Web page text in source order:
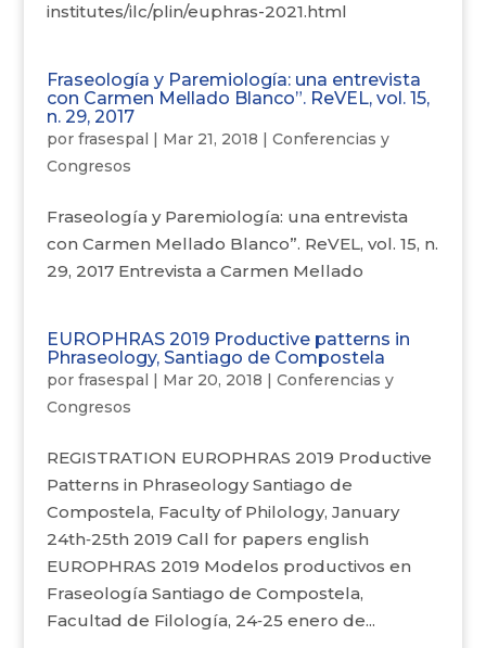
institutes/ilc/plin/euphras-2021.html
Fraseología y Paremiología: una entrevista
con Carmen Mellado Blanco”. ReVEL, vol. 15,
n. 29, 2017
por frasespal | Mar 21, 2018 | Conferencias y
Congresos
Fraseología y Paremiología: una entrevista
con Carmen Mellado Blanco”. ReVEL, vol. 15, n.
29, 2017 Entrevista a Carmen Mellado
EUROPHRAS 2019 Productive patterns in
Phraseology, Santiago de Compostela
por frasespal | Mar 20, 2018 | Conferencias y
Congresos
REGISTRATION EUROPHRAS 2019 Productive
Patterns in Phraseology Santiago de
Compostela, Faculty of Philology, January
24th‐25th 2019 Call for papers english
EUROPHRAS 2019 Modelos productivos en
Fraseología Santiago de Compostela,
Facultad de Filología, 24‐25 enero de...